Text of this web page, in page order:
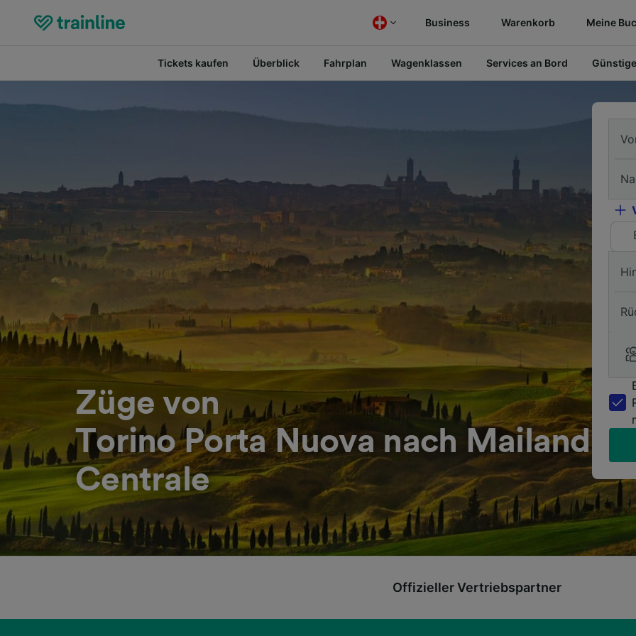
Business Warenkorb Meine
Tickets kaufen Überblick Fahrplan Wagenklassen Services an Bord
Züge von
Torino Porta Nuova nach Mailand
Centrale
Offizieller Vertriebspartner